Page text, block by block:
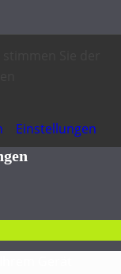
Einstellungen